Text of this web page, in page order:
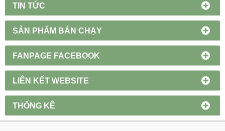
TIN TỨC
SẢN PHẨM BÁN CHẠY
FANPAGE FACEBOOK
LIÊN KẾT WEBSITE
THỐNG KÊ